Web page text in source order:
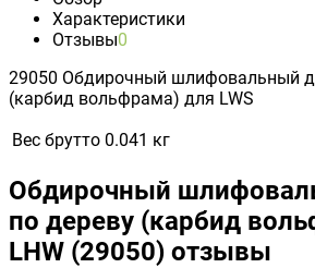
Характеристики
Отзывы0
29050 Обдирочный шлифовальный
(карбид вольфрама) для LWS
Вес брутто 0.041 кг
Обдирочный
по дереву (карбид
LHW (29050) отзывы